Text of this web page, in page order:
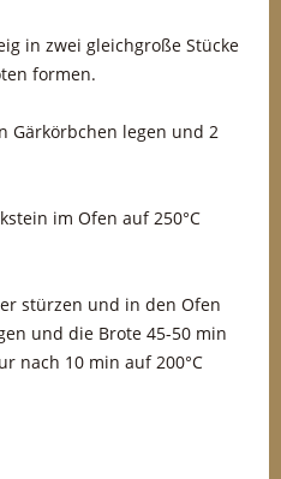
in zwei gleichgroße Stücke
formen.
Gärkörbchen legen und 2
im Ofen auf 250°C
stürzen und in den Ofen
und die Brote 45-50 min
nach 10 min auf 200°C